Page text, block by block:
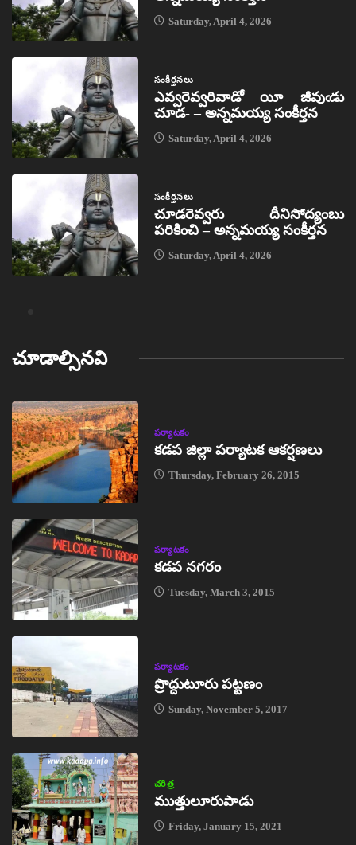
Saturday, April 4, 2026
సంకీర్తనలు
ఎవ్వరెవ్వరివాడో యీ జీవుఁడు
చూడ- – అన్నమయ్య సంకీర్తన
Saturday, April 4, 2026
సంకీర్తనలు
చూడరెవ్వరు దీనిసోద్యంబు
పరికించి – అన్నమయ్య సంకీర్తన
Saturday, April 4, 2026
చూడాల్సినవి
పర్యాటకం
కడప జిల్లా పర్యాటక ఆకర్షణలు
Thursday, February 26, 2015
పర్యాటకం
కడప నగరం
Tuesday, March 3, 2015
పర్యాటకం
ప్రొద్దుటూరు పట్టణం
Sunday, November 5, 2017
చరిత్ర
ముత్తులూరుపాడు
Friday, January 15, 2021